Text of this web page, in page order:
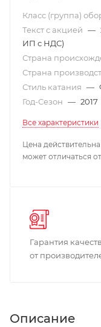
Класс (группа)
Текст с акцией —
ИП с НДС)
Страна
Страна
Стиль катания —
Год-Сезон — 2017
Все характеристики
Цена
может отличаться
Гарантия
от
Описание